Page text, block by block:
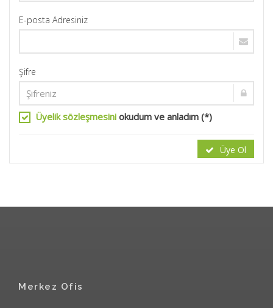
E-posta Adresiniz
Şifre
Üyelik sözleşmesini okudum ve anladım (*)
Üye Ol
Merkez Ofis